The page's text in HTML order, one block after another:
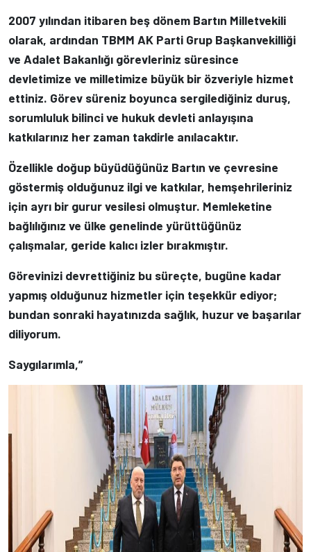
2007 yılından itibaren beş dönem Bartın Milletvekili
olarak, ardından TBMM AK Parti Grup Başkanvekilliği
ve Adalet Bakanlığı görevleriniz süresince
devletimize ve milletimize büyük bir özveriyle hizmet
ettiniz. Görev süreniz boyunca sergilediğiniz duruş,
sorumluluk bilinci ve hukuk devleti anlayışına
katkılarınız her zaman takdirle anılacaktır.
Özellikle doğup büyüdüğünüz Bartın ve çevresine
göstermiş olduğunuz ilgi ve katkılar, hemşehrileriniz
için ayrı bir gurur vesilesi olmuştur. Memleketine
bağlılığınız ve ülke genelinde yürüttüğünüz
çalışmalar, geride kalıcı izler bırakmıştır.
Görevinizi devrettiğiniz bu süreçte, bugüne kadar
yapmış olduğunuz hizmetler için teşekkür ediyor;
bundan sonraki hayatınızda sağlık, huzur ve başarılar
diliyorum.
Saygılarımla,”